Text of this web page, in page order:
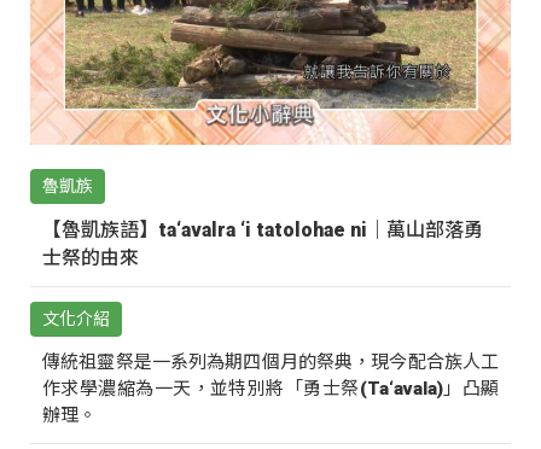
魯凱族
【魯凱族語】ta‘avalra ‘i tatolohae ni｜萬山部落勇
士祭的由來
文化介紹
傳統祖靈祭是一系列為期四個月的祭典，現今配合族人工
作求學濃縮為一天，並特別將「勇士祭(Ta‘avala)」凸顯
辦理。